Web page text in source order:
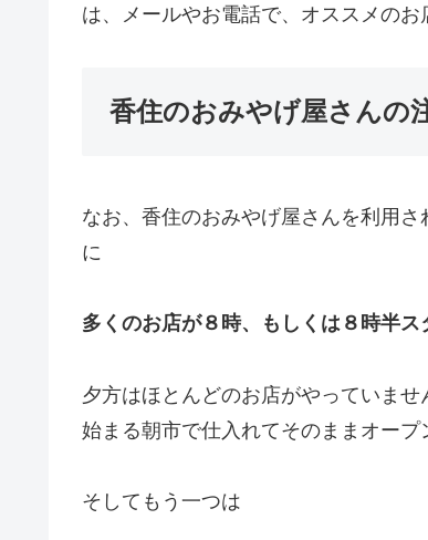
は、メールやお電話で、オススメの
香住のおみやげ屋さんの
なお、香住のおみやげ屋さんを利用
に
多くのお店が８時、もしくは８時半ス
夕方はほとんどのお店がやっていま
始まる朝市で仕入れてそのままオープ
そしてもう一つは